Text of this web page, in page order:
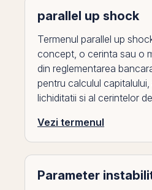
parallel up shock
Termenul parallel up
concept, o cerinta sau o
din reglementarea
pentru calculul capitalului,
lichiditatii si al cerintelor
Vezi termenul
Parameter